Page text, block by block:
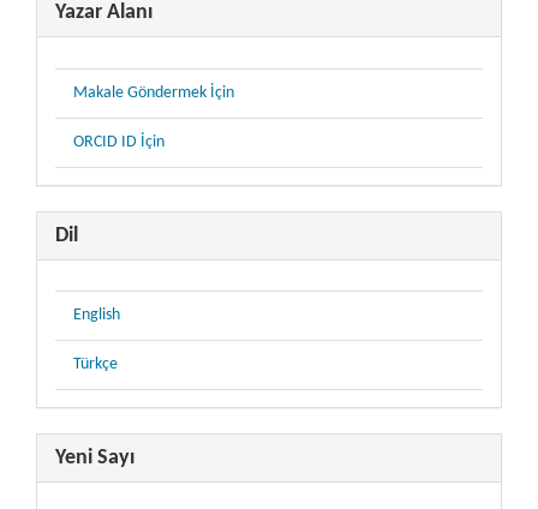
Yazar Alanı
Makale Göndermek İçin
ORCID ID İçin
Dil
English
Türkçe
Yeni Sayı